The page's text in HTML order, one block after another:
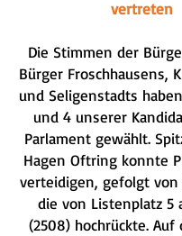
vertreten
Die Stimmen der
Bürger Froschhausens,
und Seligenstadts
und 4 unserer
Parlament gewählt.
Hagen Oftring konnte
verteidigen, gefolgt von
die von Listenplatz 5
(2508) hochrückte. Auf